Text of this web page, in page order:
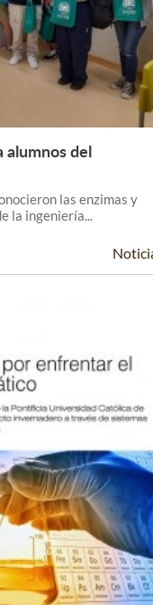
Leer Más +
alumnos del
las enzimas y
la ingeniería...